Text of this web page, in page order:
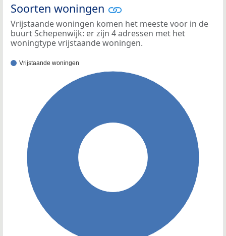
Soorten woningen
Vrijstaande woningen komen het meeste voor in de
buurt Schepenwijk: er zijn 4 adressen met het
woningtype vrijstaande woningen.
Vrijstaande woningen